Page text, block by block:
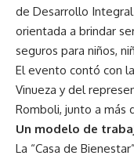
de Desarrollo Integral
orientada a brindar
seguros para niños,
El evento contó con
Vinueza y del
Romboli, junto a más
Un modelo de
La “Casa de